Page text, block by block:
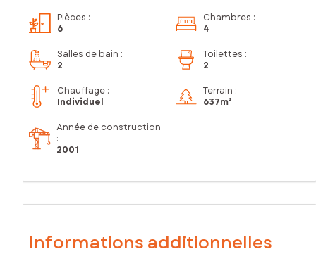
Pièces :
6
Chambres :
4
Salles de bain :
2
Toilettes :
2
Chauffage :
Individuel
Terrain :
637m²
Année de construction
:
2001
Informations additionnelles